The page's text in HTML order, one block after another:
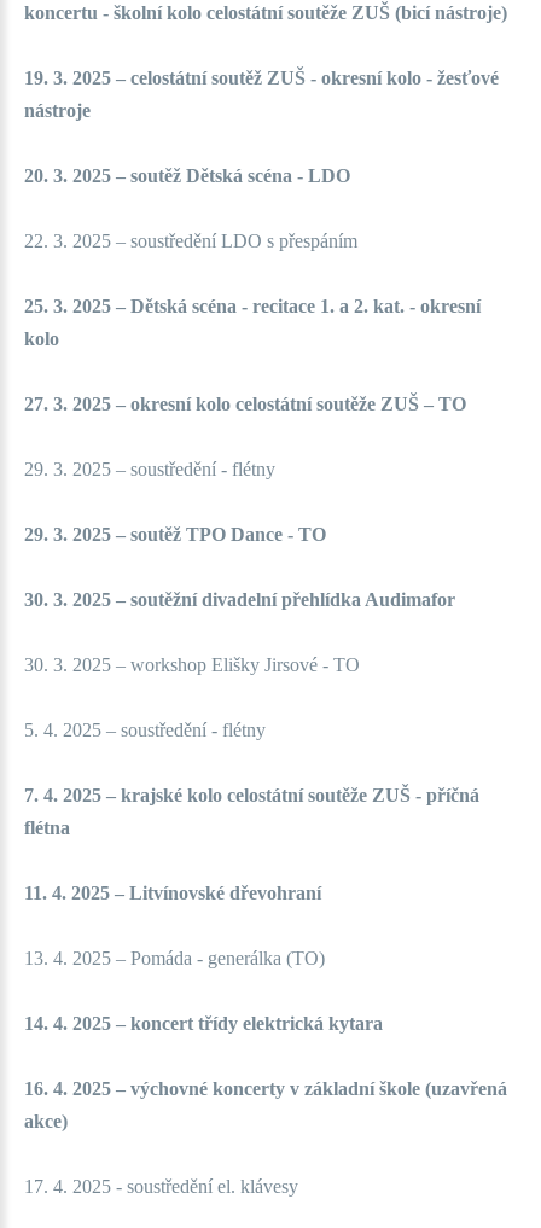
koncertu - školní kolo celostátní soutěže ZUŠ (bicí nástroje)
19. 3. 2025 – celostátní soutěž ZUŠ - okresní kolo - žesťové
nástroje
20. 3. 2025 – soutěž Dětská scéna - LDO
22. 3. 2025 – soustředění LDO s přespáním
25. 3. 2025 – Dětská scéna - recitace 1. a 2. kat. - okresní
kolo
27. 3. 2025 – okresní kolo celostátní soutěže ZUŠ – TO
29. 3. 2025 – soustředění - flétny
29. 3. 2025 – soutěž TPO Dance - TO
30. 3. 2025 – soutěžní divadelní přehlídka Audimafor
30. 3. 2025 – workshop Elišky Jirsové - TO
5. 4. 2025 – soustředění - flétny
7. 4. 2025 – krajské kolo celostátní soutěže ZUŠ - příčná
flétna
11. 4. 2025 – Litvínovské dřevohraní
13. 4. 2025 – Pomáda - generálka (TO)
14. 4. 2025 – koncert třídy elektrická kytara
16. 4. 2025 – výchovné koncerty v základní škole (uzavřená
akce)
17. 4. 2025 - soustředění el. klávesy